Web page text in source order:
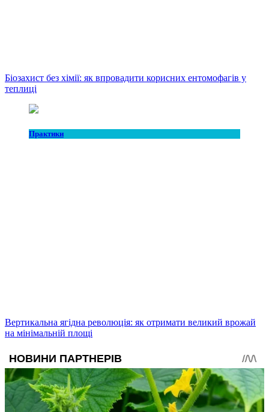
Біозахист без хімії: як впровадити корисних ентомофагів у
теплиці
Практики
Вертикальна ягідна революція: як отримати великий врожай
на мінімальній площі